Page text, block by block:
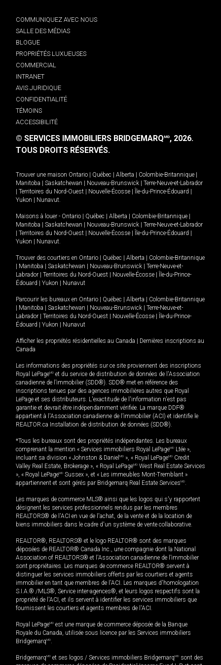
COMMUNIQUEZ AVEC NOUS
SALLE DES MÉDIAS
BLOGUE
PROPRIÉTÉS LUXUEUSES
COMMERCIAL
INTRANET
AVIS JURIDIQUE
CONFIDENTIALITÉ
TÉMOINS
ACCESSIBILITÉ
© SERVICES IMMOBILIERS BRIDGEMARQMD, 2026.
TOUS DROITS RÉSERVÉS.
Trouver une maison Ontario Québec Alberta Colombie-Britannique
Manitoba
Saskatchewan Nouveau-Brunswick
Terre-Neuve-et-Labrador
Territoires du Nord-Ouest Nouvelle-Écosse Île-du-Prince-Édouard
Yukon
Nunavut.
Maisons à louer - Ontario Québec Alberta Colombie-Britannique
Manitoba
Saskatchewan Nouveau-Brunswick
Terre-Neuve-et-Labrador
Territoires du Nord-Ouest Nouvelle-Écosse Île-du-Prince-Édouard
Yukon
Nunavut.
Trouver des courtiers en Ontario Québec Alberta
Colombie-Britannique
Manitoba Saskatchewan Nouveau-Brunswick
Terre-Neuve-et-
Labrador
Territoires du Nord-Ouest Nouvelle-Écosse
Île-du-Prince-
Édouard
Yukon Nunavut
Parcourir les bureaux en Ontario Québec Alberta
Colombie-Britannique
Manitoba Saskatchewan Nouveau-Brunswick
Terre-Neuve-et-
Labrador
Territoires du Nord-Ouest Nouvelle-Écosse
Île-du-Prince-
Édouard
Yukon Nunavut
Afficher les propriétés résidentielles au Canada
Dernières inscriptions au
Canada
Les informations des propriétés sur ce site proviennent des inscriptions
Royal LePageMD et du service de distribution de données de l'Association
canadienne de l’immobilier (SDD®). SDD® met en référence des
inscriptions tenues par des agences immobilières autres que Royal
LePage et ses distributeurs. L'exactitude de l'information n'est pas
garantie et devrait être indépendamment vérifiée. La marque DDF®
appartient à l'Association canadienne de l’immobilier (ACI) et identifie le
REALTOR.ca Installation de distribution de données (SDD®).
*Tous les bureaux sont des propriétés indépendantes. Les bureaux
comprenant la mention « Services immobiliers Royal LePageMD Ltée »,
incluant sa division « Johnston & Daniel MD », « Royal LePageMD Credit
Valley Real Estate, Brokerage », « Royal LePageMD West Real Estate Services
», « Royal LePageMD Sussex », et « Les immeubles Mont-Tremblant »
appartiennent et sont gérés par Bridgemarq Real Estate ServicesMD.
Les marques de commerce MLS® ainsi que les logos qui s'y rapportent
désignent les services professionnels rendus par les membres
REALTORS® de l'ACI en vue de l'achat, de la vente et de la location de
biens immobiliers dans le cadre d'un système de vente collaborative.
REALTOR®, REALTORS® et le logo REALTOR® sont des marques
déposées de REALTOR® Canada Inc., une compagnie dont la National
Association of REALTORS® et l'Association canadienne de l’immobilier
sont propriétaires. Les marques de commerce REALTOR® servent à
distinguer les services immobiliers offerts par les courtiers et agents
immobilier en tant que membres de l'ACI. Les marques d'homologation
S.I.A.® /MLS®, Service inter-agences®, et leurs logos respectifs sont la
propriété de l'ACI, et ils servent à identifier les services immobiliers que
fournissent les courtiers et agents membres de l'ACI.
Royal LePageMD est une marque de commerce déposée de la Banque
Royale du Canada, utilisée sous licence par les Services immobiliers
BridgemarqMD.
BridgemarqMD et ses logos / Services immobiliers BridgemarqMD sont des